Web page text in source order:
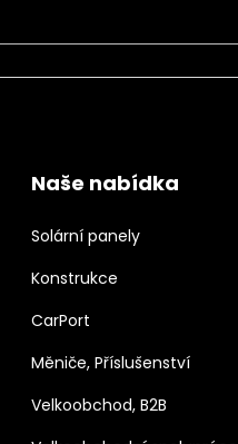
Naše nabídka
Solární panely
Konstrukce
CarPort
Měniče, Příslušenství
Velkoobchod, B2B